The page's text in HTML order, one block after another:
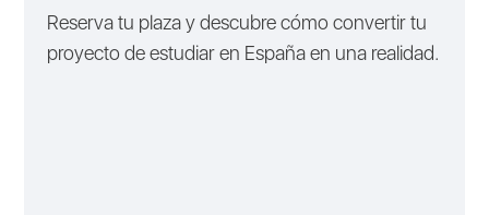
Reserva tu plaza y descubre cómo convertir tu
proyecto de estudiar en España en una realidad.